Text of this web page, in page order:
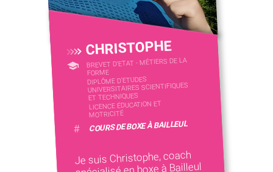
CHRISTOPHE
BREVET D'ETAT - MÉTIERS DE LA
FORME
DIPLÔME D'ETUDES
UNIVERSITAIRES SCIENTIFIQUES
ET TECHNIQUES
LICENCE ÉDUCATION ET
MOTRICITÉ
# COURS DE BOXE À BAILLEUL
Je suis Christophe, coach